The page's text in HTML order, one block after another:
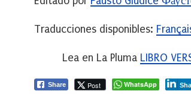
Traducciones disponibles:
Lea en La Pluma LIBRO
Share Post WhatsApp